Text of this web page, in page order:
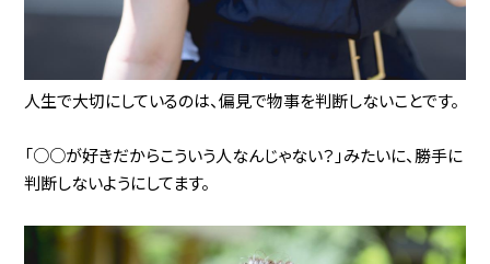
人生で大切にしているのは、偏見で物事を判断しないことです。
「○○が好きだからこういう人なんじゃない？」みたいに、勝手に
判断しないようにしてます。